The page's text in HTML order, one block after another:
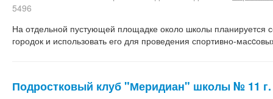
5496
На отдельной пустующей площадке около школы планируется
городок и использовать его для проведения спортивно-
Подростковый клуб "Меридиан" школы № 11 г.